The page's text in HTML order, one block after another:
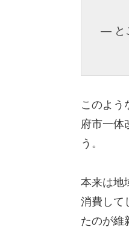
— と
このよう
府市一体
う。
本来は地
消費して
たのが維